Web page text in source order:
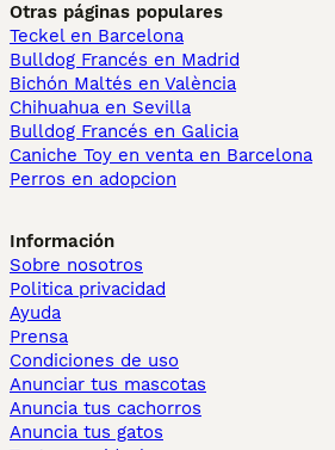
Otras páginas populares
Teckel en Barcelona
Bulldog Francés en Madrid
Bichón Maltés en València
Chihuahua en Sevilla
Bulldog Francés en Galicia
Caniche Toy en venta en Barcelona
Perros en adopcion
Información
Sobre nosotros
Politica privacidad
Ayuda
Prensa
Condiciones de uso
Anunciar tus mascotas
Anuncia tus cachorros
Anuncia tus gatos